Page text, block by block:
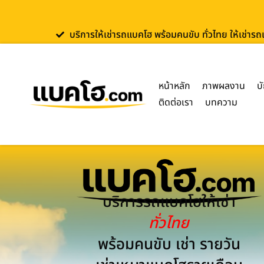
บริการให้เช่ารถแบคโฮ พร้อมคนขับ ทั่วไทย ให้เช่า
หน้าหลัก ภาพผลงาน
ติดต่อเรา
บทความ
บริการรถแบคโฮให้เช่า
ทั่วไทย
พร้อมคนขับ เช่า รายวัน